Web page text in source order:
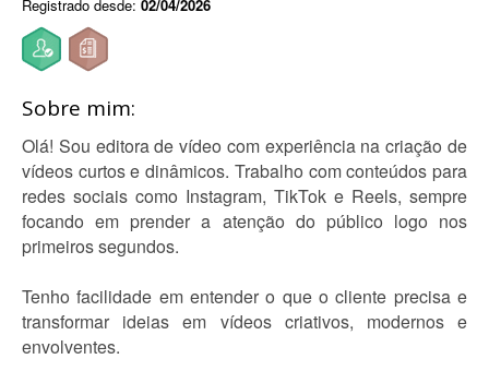
Registrado desde: 02/04/2026
Sobre mim:
Olá! Sou editora de vídeo com experiência na criação de
vídeos curtos e dinâmicos. Trabalho com conteúdos para
redes sociais como Instagram, TikTok e Reels, sempre
focando em prender a atenção do público logo nos
primeiros segundos.
Tenho facilidade em entender o que o cliente precisa e
transformar ideias em vídeos criativos, modernos e
envolventes.